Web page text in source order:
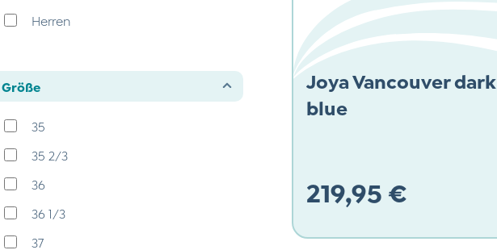
Herren
Größe
35
35 2/3
36
36 1/3
37
Joya Vancouver dark
blue
Regulärer Preis:
219,95 €